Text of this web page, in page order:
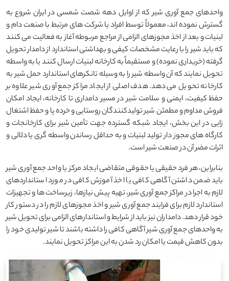
واحدهای جمع آوری شیر که از اوایل دهه شصت شمسی در ایران شروع به
گسترش نموده اند، معمولاً توسط افراد یا شرکت های مرتبط با صنعت دام و
لبنیات و بعد از اخذ مجوزهای الزامی از مراجع مربوطه آغاز به فعالیت می کنند
که باید شیر را با رعایت مشخصات کیفی و بهداشتی استاندارد از دامدار تحویل
گرفته (خریداری نموده) و مستقیماً به کارخانه لبنیات ارسال کنند یا به واسطه
تحویل نمایند که آن واسطه شیر را به وسیله تانکرهای استاندارد حمل شیر به
کارخانه تحویل می دهد. هدف اصلی از ایجاد مراکز جمع آوری شیر علاوه بر
حفظ کیفیت، ایمنی و سلامت شیر در مسیر دامداری تا کارخانه، ایجاد امکان
فروش مداوم و مطمئن شیر تولیدکنندگان روستایی و خرده پا و حفظ اشتغال
زایی در این بخش، ایجاد شبکه گسترده جهت تأمین شیر برای کارخانجات و
کارگاه های مجوز دار تولید لبنیات و به حداقل رساندن واسطه گری یا دلالی و
اثرات مضر آن در صنعت شیر است.
بنابراین، هر فرد حقیقی یا حقوقی متقاضی ایجاد مرکز یا واحد جمع آوری شیر
باید ضمن داشتن آگاهی کافی یا اخذ آموزش کافی در مورد استانداردهای
لازم به اجرا در مراکز جمع آوری شیر، تهیه پیش نیازها، زیرساخت ها و تجهیزات
استاندارد لازم برای فرایند جمع آوری شیر و اخذ مجوزهای لازم را در دستور کار
خود قرار دهد. دامداران نیز باید از شرایط و استاندارهای الزامی برای تحویل شیر
به واحدهای جمع آوری شیر آگاهی کافی را داشته باشند تا شیر تولیدی خود را
بدون کاهش قیمت یا امکان رد شدن به این مراکز تحویل نمایند.